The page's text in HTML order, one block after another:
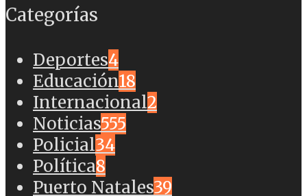
Categorías
Deportes4
Educación18
Internacional2
Noticias555
Policial34
Política8
Puerto Natales39